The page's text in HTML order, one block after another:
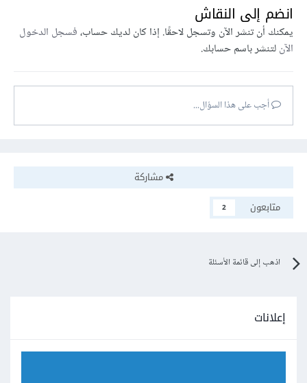
يمكنك قراءة هذه المقاله ستجد بها بتفصيل طريقة رفع النموذج
الخاص بك ونشره
انضم إلى النقاش
يمكنك أن تنشر الآن وتسجل لاحقًا. إذا كان لديك حساب،فسجل الدخول
الآنلتنشر باسم حسابك.
أجب على هذا السؤال...
مشاركة
متابعون
2
اذهب إلى قائمة الأسئلة
إعلانات